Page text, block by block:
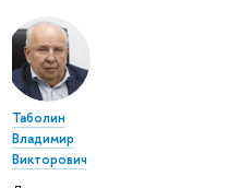
Таболин
Владимир
Викторович